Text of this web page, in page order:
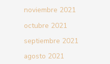
noviembre 2021
octubre 2021
septiembre 2021
agosto 2021